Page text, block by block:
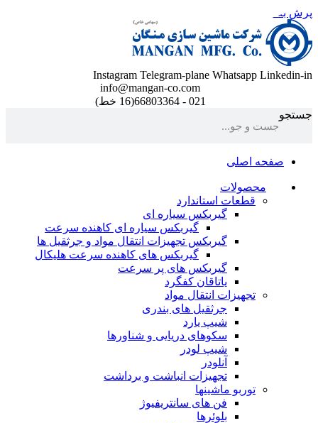
پرش به محتوا
Instagram Telegram-plane Whatsapp Linkedin-in
info@mangan-co.com
021 - 66803364(16 خط)
جستجو
صفحه اصلی
محصولات
قطعات استاندارد
گيربكس سياره ای
گيربكس سياره ای كاهنده سرعت
گيربكس تجهيزات انتقال مواد و جرثقيل ها
گيربكس های كاهنده سرعت هليكال
گيربكس های پر سرعت
ياتاقان كفگرد
تجهیزات انتقال مواد
جرثقیل های بندری
شیپ یارد
سکوهای دریایی و شناورها
شیپ لودر
آنلودر
تجهیزات انباشت و برداشت
توربو ماشینها
فن های سانتریفیوژ
بلوئرها